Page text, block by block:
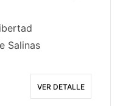
Salinas
VER DETALLE